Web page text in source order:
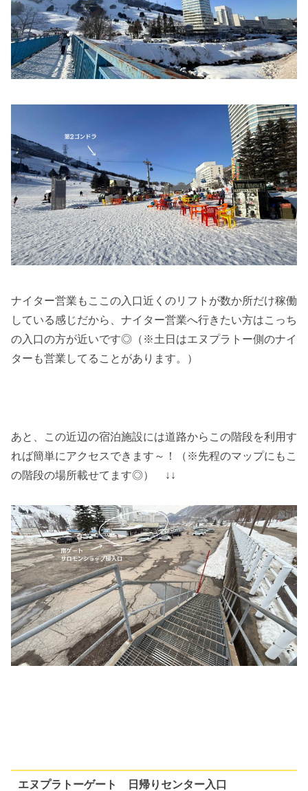
ナイター営業もここの入口近くのリフトが数か所だけ稼働
している感じだから、ナイター営業へ行きたい方はこっち
の入口の方が近いです◎（※土日はエヌプラトー側のナイ
ターも営業してることがあります。）
あと、この近辺の宿泊施設には道路からこの階段を利用す
れば簡単にアクセスできます～！（※先程のマップにもこ
の階段の場所載せてます◎） ↓↓
エヌプラトーゲート 日帰りセンター入口